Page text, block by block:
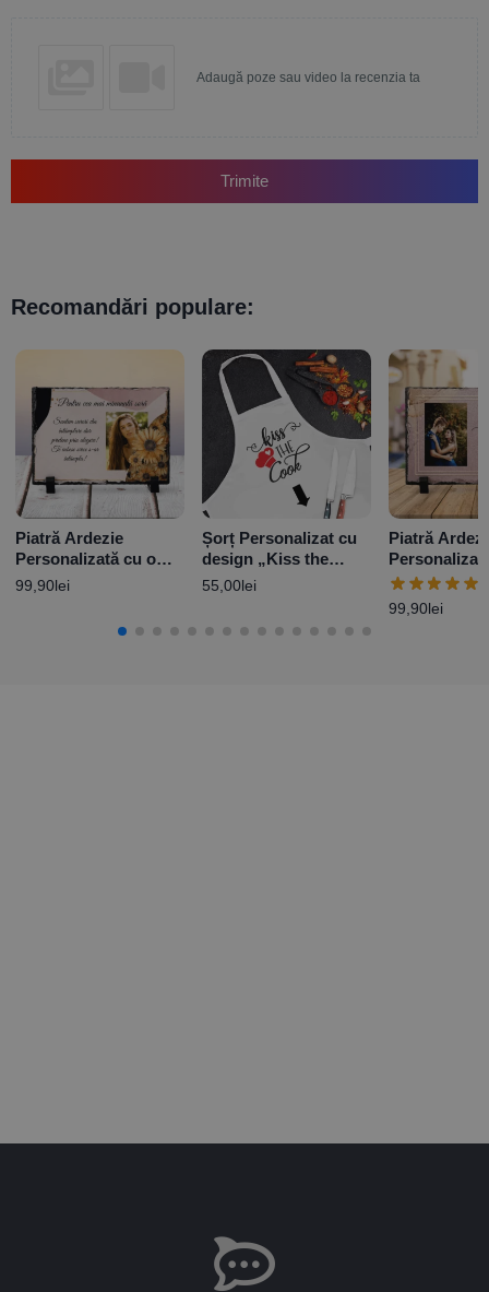
Adaugă poze sau video la recenzia ta
Trimite
Recomandări populare:
Piatră Ardezie
Personalizată cu o
poză și mesaj pentru
99,90lei
Șorț Personalizat cu
design „Kiss the
cook”
55,00lei
Piatră
poză – Te
Glitter
99,90lei